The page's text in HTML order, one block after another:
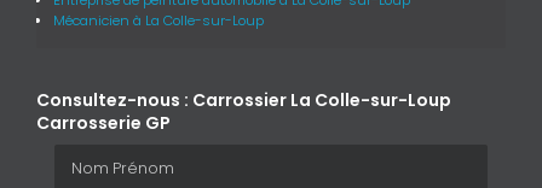
Mécanicien à La Colle-sur-Loup
Consultez-nous : Carrossier La Colle-sur-Loup
Carrosserie GP